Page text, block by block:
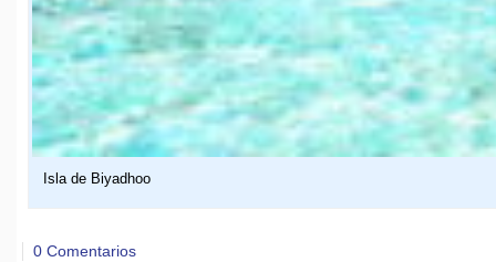
Isla de Biyadhoo
0 Comentarios